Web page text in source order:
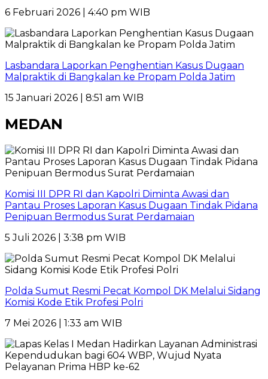
6 Februari 2026 | 4:40 pm WIB
Lasbandara Laporkan Penghentian Kasus Dugaan
Malpraktik di Bangkalan ke Propam Polda Jatim
15 Januari 2026 | 8:51 am WIB
MEDAN
Komisi III DPR RI dan Kapolri Diminta Awasi dan
Pantau Proses Laporan Kasus Dugaan Tindak Pidana
Penipuan Bermodus Surat Perdamaian
5 Juli 2026 | 3:38 pm WIB
Polda Sumut Resmi Pecat Kompol DK Melalui Sidang
Komisi Kode Etik Profesi Polri
7 Mei 2026 | 1:33 am WIB